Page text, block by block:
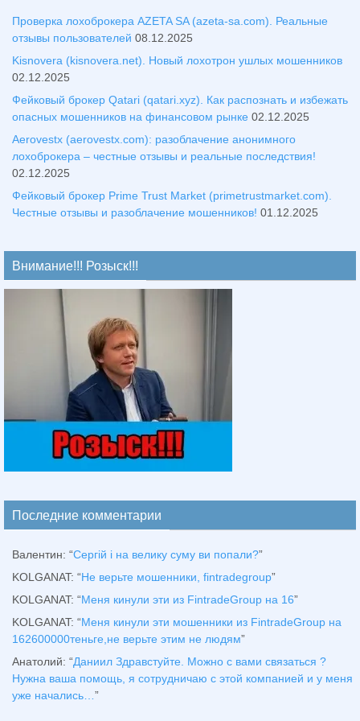
Проверка лохоброкера AZETA SA (azeta-sa.com). Реальные
отзывы пользователей 08.12.2025
Kisnovera (kisnovera.net). Новый лохотрон ушлых мошенников
02.12.2025
Фейковый брокер Qatari (qatari.xyz). Как распознать и избежать
опасных мошенников на финансовом рынке 02.12.2025
Aerovestx (aerovestx.com): разоблачение анонимного
лохоброкера – честные отзывы и реальные последствия!
02.12.2025
Фейковый брокер Prime Trust Market (primetrustmarket.com).
Честные отзывы и разоблачение мошенников! 01.12.2025
Внимание!!! Розыск!!!
Последние комментарии
Валентин: “Сергій і на велику суму ви попали?”
KOLGANAT: “Не верьте мошенники, fintradegroup”
KOLGANAT: “Меня кинули эти из FintradeGroup на 16”
KOLGANAT: “Меня кинули эти мошенники из FintradeGroup на
162600000теньге,не верьте этим не людям”
Анатолий: “Даниил Здравстуйте. Можно с вами связаться ?
Нужна ваша помощь, я сотрудничаю с этой компанией и у меня
уже начались… ”